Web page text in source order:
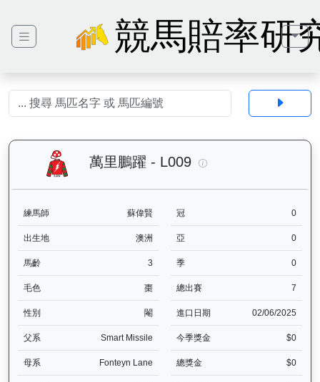
競馬賠率研
萬里鵬躍 - L009
練馬師 蘇偉賢 冠 0
出生地 澳洲 亞 0
馬齡 3 季 0
毛色 棗 總出賽 7
性別 閹 進口日期 02/06/2025
父系 Smart Missile 今季獎金 $0
母系 Fonteyn Lane 總獎金 $0